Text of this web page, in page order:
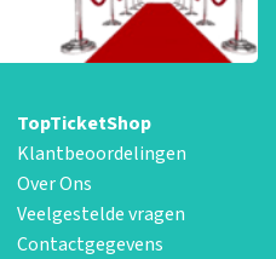
TopTicketShop
Klantbeoordelingen
Over Ons
Veelgestelde vragen
Contactgegevens